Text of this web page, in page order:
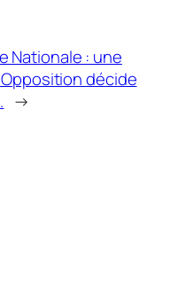
Nationale : une
décide
→